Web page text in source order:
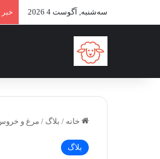
سه‌شنبه, آگوست 4 2026
خانه / بلاگ / مرغ و
بلاگ